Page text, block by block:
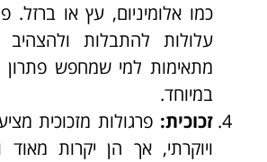
כמו אלומיניום, עץ או ברזל.
עלולות להתבלות ולהצהיב
מתאימות למי שמחפש פתרון
במיוחד.
זכוכית: פרגולות מזכוכית
ויוקרתי, אך הן יקרות מאוד